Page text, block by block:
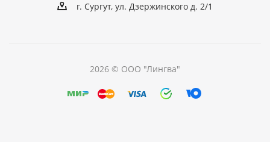
г. Сургут, ул. Дзержинского д. 2/1
2026 © ООО "Лингва"